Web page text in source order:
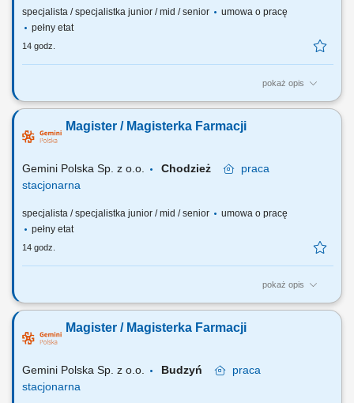
specjalista / specjalistka junior / mid / senior
umowa o pracę
pełny etat
14 godz.
pokaż opis
Czego możesz się spodziewać? dynamiki pracy – z jednej strony
to Ty jesteś ekspertem – wierzymy w Twoją fachową wiedzę, dlatego
każdemu Pacjentowi możesz poświęcić tyle czasu, ile potrzebujesz i to
Magister / Magisterka Farmacji
Gemini Polska Sp. z o.o. Chodzież
praca
stacjonarna
specjalista / specjalistka junior / mid / senior
umowa o pracę
pełny etat
14 godz.
pokaż opis
Czego możesz się spodziewać? dynamiki pracy – z jednej strony
to Ty jesteś ekspertem – wierzymy w Twoją fachową wiedzę, dlatego
każdemu Pacjentowi możesz poświęcić tyle czasu, ile potrzebujesz i to
Magister / Magisterka Farmacji
Gemini Polska Sp. z o.o. Budzyń
praca
stacjonarna